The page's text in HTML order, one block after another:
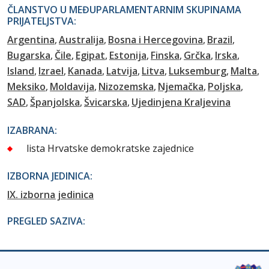
ČLANSTVO U MEĐUPARLAMENTARNIM SKUPINAMA
PRIJATELJSTVA:
Argentina Australija Bosna i Hercegovina Brazil
Bugarska Čile Egipat Estonija Finska Grčka Irska
Island Izrael Kanada Latvija Litva Luksemburg Malta
Meksiko Moldavija Nizozemska Njemačka Poljska
SAD Španjolska Švicarska Ujedinjena Kraljevina
IZABRANA:
lista Hrvatske demokratske zajednice
IZBORNA JEDINICA:
IX. izborna jedinica
PREGLED SAZIVA: